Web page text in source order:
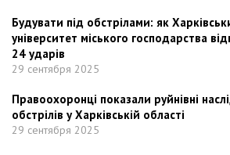
Будувати під обстрілами: як
університет міського господарства
24 ударів
29 сентября 2025
Правоохоронці показали руйнівні
обстрілів у Харківській області
29 сентября 2025